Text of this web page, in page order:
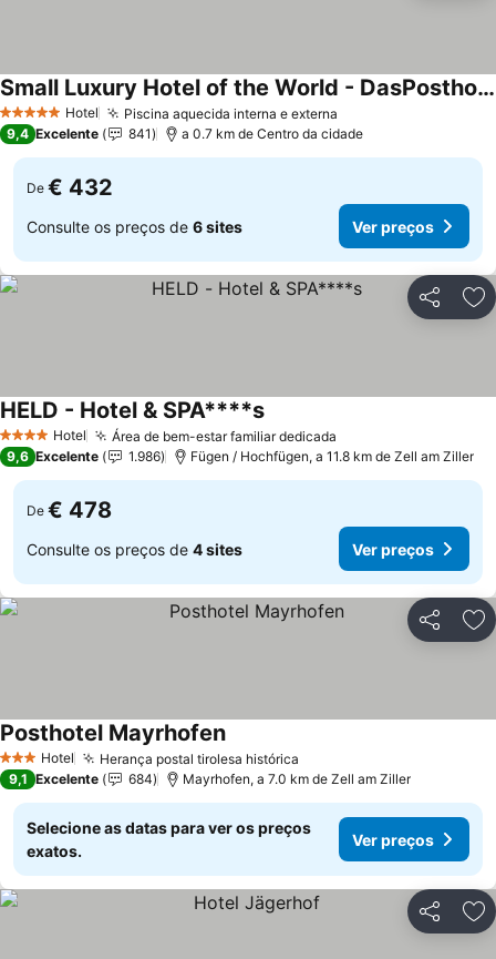
5 Estrelas Hotel Piscina aquecida interna e externa
Small Luxury Hotel of the World - DasPosthotel
Ver preços
9,4 Excelente 841 a 0.7 km de Centro da cidade
De € 432
Consulte os preços de 6 sites Ver preços
Partilhar
4 EstrelasHotel Área de bem-estar familiar dedicada
HELD - Hotel & SPA****sVer preços
9,6 Excelente 1.986 Fügen / Hochfügen, a 11.8 km de Zell am Ziller
De € 478
Consulte os preços de 4 sites Ver preços
Partilhar
3 EstrelasHotel Herança postal tirolesa histórica
Posthotel MayrhofenVer preços
9,1 Excelente 684 Mayrhofen, a 7.0 km de Zell am Ziller
Selecione as datas para ver os preços
exatos.
Ver preços
Partilhar